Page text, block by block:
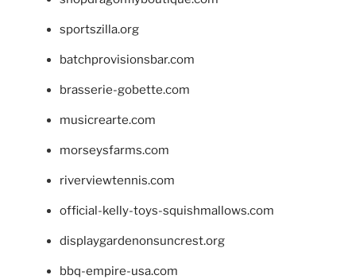
sportszilla.org
batchprovisionsbar.com
brasserie-gobette.com
musicrearte.com
morseysfarms.com
riverviewtennis.com
official-kelly-toys-squishmallows.com
displaygardenonsuncrest.org
bbq-empire-usa.com